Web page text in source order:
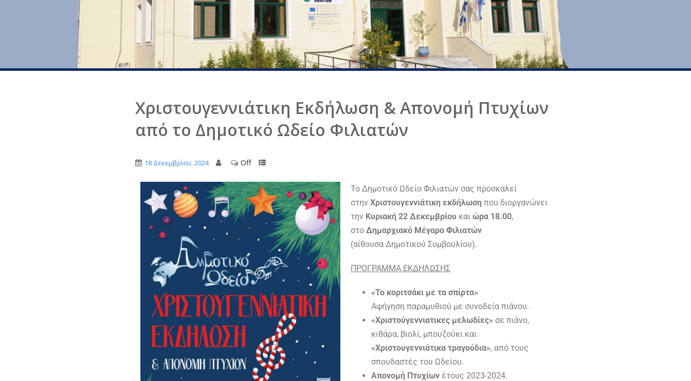
Χριστουγεννιάτικη Εκδήλωση & Απονομή Πτυχίων
από το Δημοτικό Ωδείο Φιλιατών
18 Δεκεμβρίου, 2024 Off
Το Δημοτικό Ωδείο Φιλιατών σας προσκαλεί
στην Χριστουγεννιάτικη εκδήλωση που διοργανώνει
την Κυριακή 22 Δεκεμβρίου και ώρα 18.00,
στο Δημαρχιακό Μέγαρο Φιλιατών
(αίθουσα Δημοτικού Συμβουλίου).
ΠΡΟΓΡΑΜΜΑ ΕΚΔΗΛΩΣΗΣ
«Το κοριτσάκι με τα σπίρτα»
Αφήγηση παραμυθιού με συνοδεία πιάνου.
«Χριστούγεννιατικες μελωδίες» σε πιάνο,
κιθάρα, βιολί, μπουζούκι και
«Χριστουγεννιάτικα τραγούδια», από τους
σπουδαστές του Ωδείου.
Απονομή Πτυχίων έτους 2023-2024.